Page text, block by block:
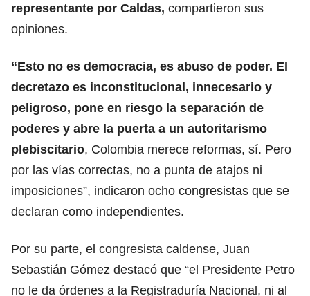
representante por Caldas, compartieron sus
opiniones.
“Esto no es democracia, es abuso de poder. El
decretazo es inconstitucional, innecesario y
peligroso, pone en riesgo la separación de
poderes y abre la puerta a un autoritarismo
plebiscitario, Colombia merece reformas, sí. Pero
por las vías correctas, no a punta de atajos ni
imposiciones”, indicaron ocho congresistas que se
declaran como independientes.
Por su parte, el congresista caldense, Juan
Sebastián Gómez destacó que “el Presidente Petro
no le da órdenes a la Registraduría Nacional, ni al